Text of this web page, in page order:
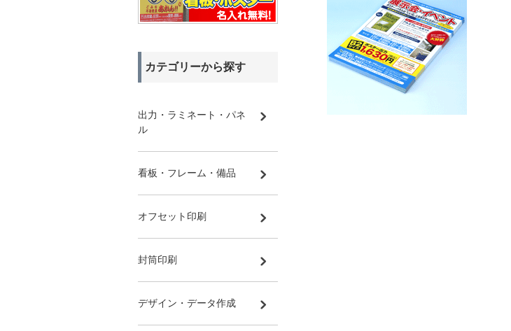
カテゴリーから探す
出力・ラミネート・パネ
ル
看板・フレーム・備品
オフセット印刷
封筒印刷
デザイン・データ作成